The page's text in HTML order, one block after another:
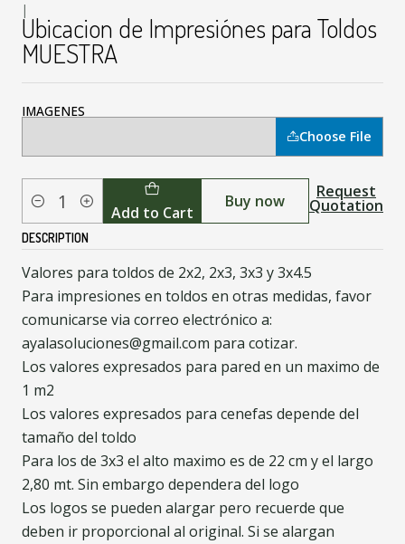
|
Ubicacion de Impresiónes para Toldos
MUESTRA
IMAGENES
Choose File
Quantity Add to Cart
Buy now Request
Quotation
DESCRIPTION
Valores para toldos de 2x2, 2x3, 3x3 y 3x4.5
Para impresiones en toldos en otras medidas, favor
comunicarse via correo electrónico a:
ayalasoluciones@gmail.com para cotizar.
Los valores expresados para pared en un maximo de
1 m2
Los valores expresados para cenefas depende del
tamaño del toldo
Para los de 3x3 el alto maximo es de 22 cm y el largo
2,80 mt. Sin embargo dependera del logo
Los logos se pueden alargar pero recuerde que
deben ir proporcional al original. Si se alargan